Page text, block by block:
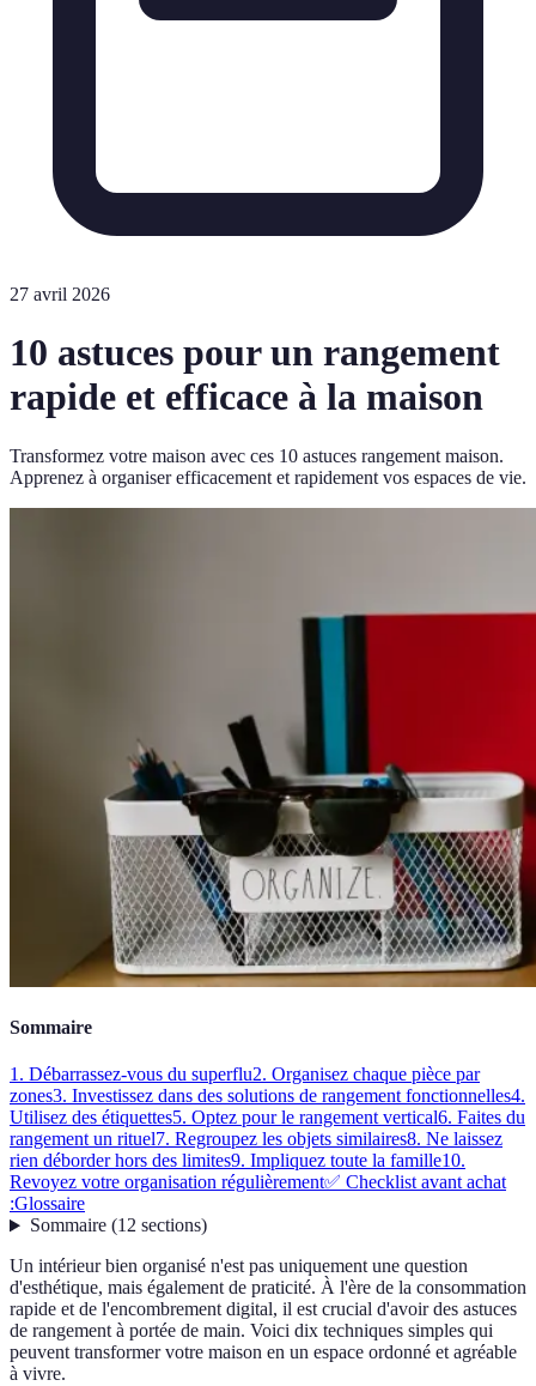
27 avril 2026
10 astuces pour un rangement
rapide et efficace à la maison
Transformez votre maison avec ces 10 astuces rangement maison.
Apprenez à organiser efficacement et rapidement vos espaces de vie.
Sommaire
1. Débarrassez-vous du superflu2. Organisez chaque pièce par
zones3. Investissez dans des solutions de rangement fonctionnelles4.
Utilisez des étiquettes5. Optez pour le rangement vertical6. Faites du
rangement un rituel7. Regroupez les objets similaires8. Ne laissez
rien déborder hors des limites9. Impliquez toute la famille10.
Revoyez votre organisation régulièrement✅ Checklist avant achat
:Glossaire
Sommaire(12 sections)
Un intérieur bien organisé n'est pas uniquement une question
d'esthétique, mais également de praticité. À l'ère de la consommation
rapide et de l'encombrement digital, il est crucial d'avoir des astuces
de rangement à portée de main. Voici dix techniques simples qui
peuvent transformer votre maison en un espace ordonné et agréable
à vivre.